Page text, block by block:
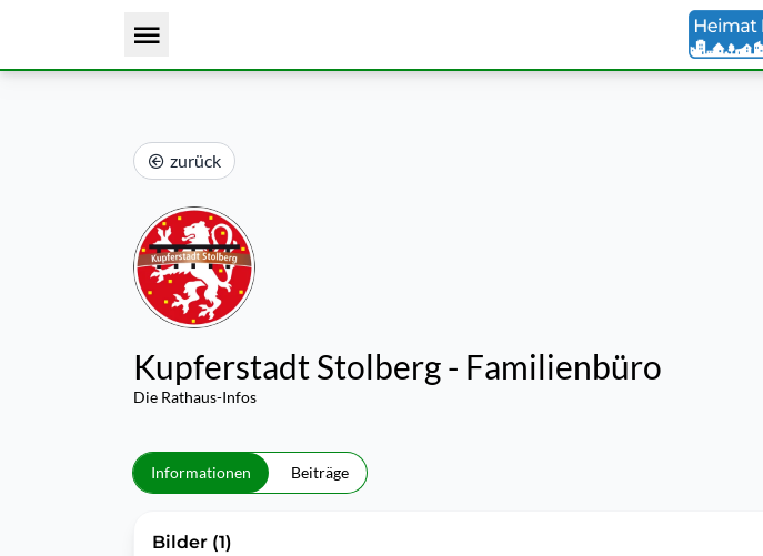
zurück
Kupferstadt Stolberg - Familienbüro
Die Rathaus-Infos
Informationen Beiträge
Bilder (1)